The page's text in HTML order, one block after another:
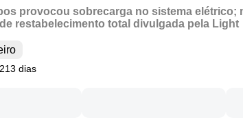
provocou sobrecarga no sistema elétrico;
restabelecimento total divulgada pela Light
dias